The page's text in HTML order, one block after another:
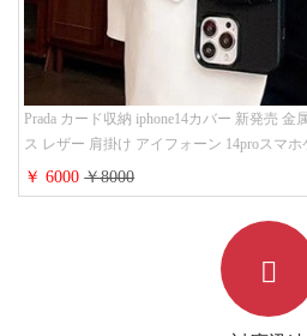
Prada カード収納 iphone14カバー 新発売 金
ス レザー 肩掛け アイフォーン 14proスマ
￥ 6000￥8000